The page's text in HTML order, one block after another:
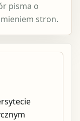
pisma o
stron.